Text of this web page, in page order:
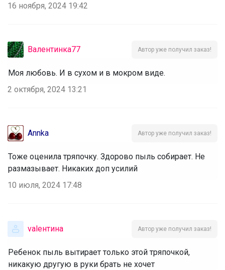
16 ноября, 2024 19:42
Валентинка77 Автор уже получил заказ!
Моя любовь. И в сухом и в мокром виде.
2 октября, 2024 13:21
Annka Автор уже получил заказ!
Тоже оценила тряпочку. Здорово пыль собирает. Не
размазывает. Никаких доп усилий
10 июля, 2024 17:48
valентина Автор уже получил заказ!
Ребенок пыль вытирает только этой тряпочкой,
никакую другую в руки брать не хочет